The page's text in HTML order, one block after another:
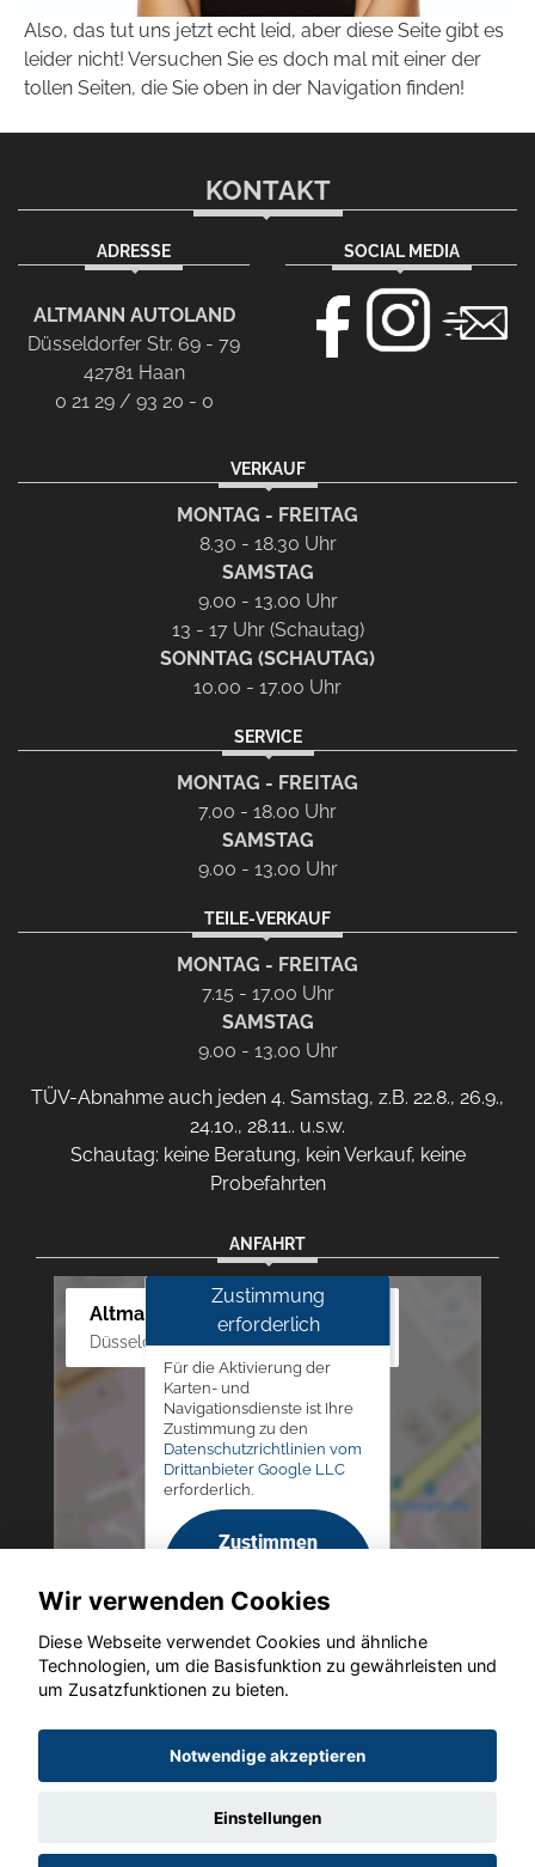
Also, das tut uns jetzt echt leid, aber diese Seite gibt es
leider nicht! Versuchen Sie es doch mal mit einer der
tollen Seiten, die Sie oben in der Navigation finden!
KONTAKT
ADRESSE
ALTMANN AUTOLAND
Düsseldorfer Str. 69 - 79
42781 Haan
0 21 29 / 93 20 - 0
SOCIAL MEDIA
VERKAUF
MONTAG - FREITAG
8.30 - 18.30 Uhr
SAMSTAG
9.00 - 13.00 Uhr
13 - 17 Uhr (Schautag)
SONNTAG (SCHAUTAG)
10.00 - 17.00 Uhr
SERVICE
MONTAG - FREITAG
7.00 - 18.00 Uhr
SAMSTAG
9.00 - 13.00 Uhr
TEILE-VERKAUF
MONTAG - FREITAG
7.15 - 17.00 Uhr
SAMSTAG
9.00 - 13.00 Uhr
TÜV-Abnahme auch jeden 4. Samstag, z.B. 22.8., 26.9.,
24.10., 28.11.. u.s.w.
Schautag: keine Beratung, kein Verkauf, keine
Probefahrten
ANFAHRT
Altmann Autoland
Düsseldorfer Str. 69 - 79, 42781 Haan
Zustimmung
erforderlich
Für die Aktivierung der
Karten- und
Navigationsdienste ist Ihre
Zustimmung zu den
Datenschutzrichtlinien vom
Drittanbieter Google LLC
erforderlich.
Zustimmen
aktivieren
Copyright © 2026. Altmann Autoland
Wir verwenden Cookies
Diese Webseite verwendet Cookies und ähnliche
Technologien, um die Basisfunktion zu gewährleisten und
um Zusatzfunktionen zu bieten.
Notwendige akzeptieren
Einstellungen